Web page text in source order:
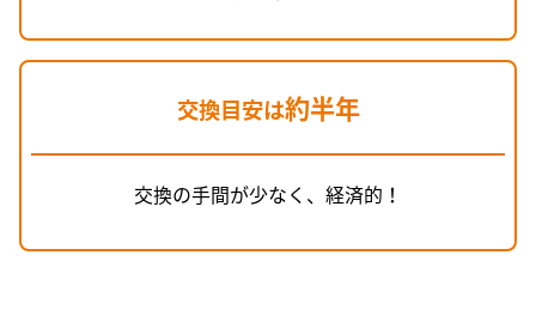
交換目安は約半年
交換の手間が少なく、経済的！